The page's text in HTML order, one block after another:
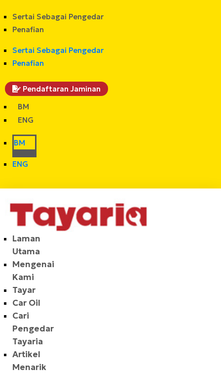
Sertai Sebagai Pengedar
Penafian
Sertai Sebagai Pengedar
Penafian
Pendaftaran Jaminan
BM
ENG
BM
ENG
Laman
Utama
Mengenai
Kami
Tayar
Car Oil
Cari
Pengedar
Tayaria
Artikel
Menarik